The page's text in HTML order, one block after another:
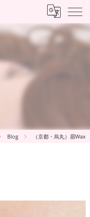
Blog （京都・烏丸）眉Wax